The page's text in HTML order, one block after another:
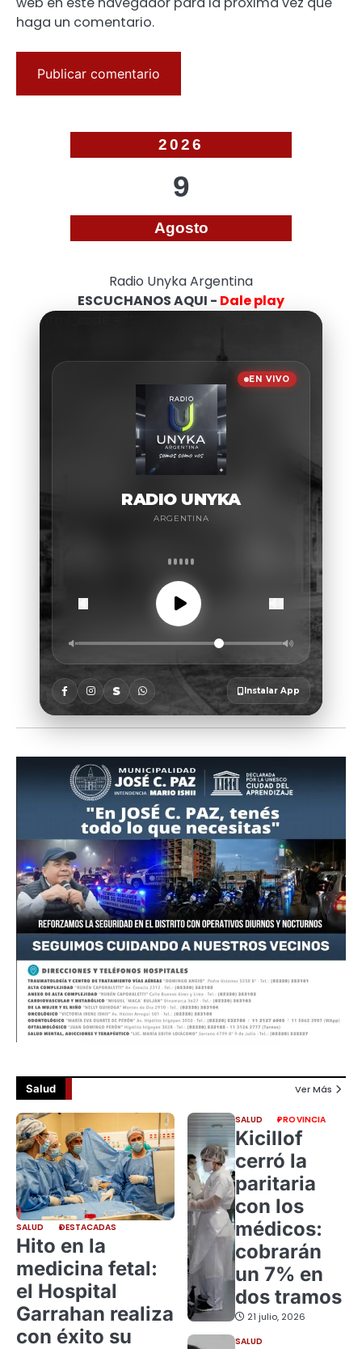
haga un comentario.
2026
9
Agosto
Radio Unyka Argentina
ESCUCHANOS AQUI - Dale play
Salud Ver Más
SALUD DESTACADAS
Hito en la
medicina fetal:
el Hospital
Garrahan realiza
con éxito su
SALUD PROVINCIA
Kicillof
cerró la
paritaria
con los
médicos:
cobrarán
un 7% en
dos tramos
21 julio, 2026
SALUD